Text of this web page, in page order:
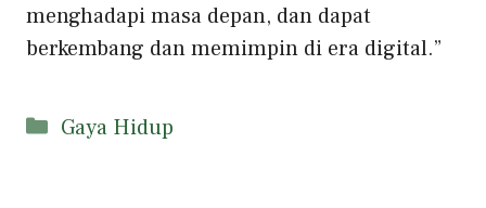
menghadapi masa depan, dan dapat
berkembang dan memimpin di era digital.”
Kategori
Gaya Hidup